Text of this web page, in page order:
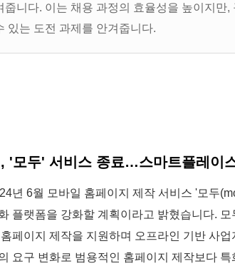
줍니다. 이는 채용 과정의 효율성을 높이지만
있는 도전 과제를 안겨줍니다.
'모두' 서비스 종료…스마트플레이
년 6월 모바일 홈페이지 제작 서비스 '모두
플랫폼을 강화할 계획이라고 밝혔습니다.
페이지 제작을 지원하며 오프라인 기반 사
요구 변화로 범용적인 홈페이지 제작보다